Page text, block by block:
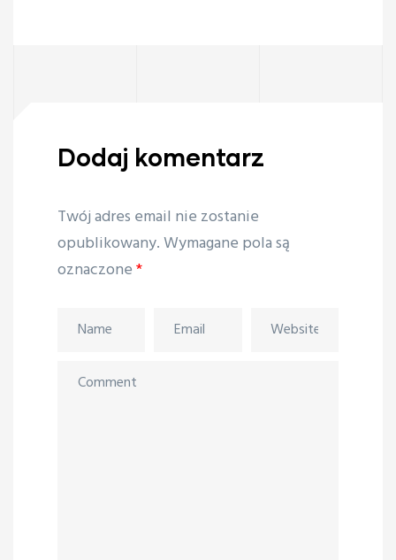
Dodaj komentarz
Twój adres email nie zostanie
opublikowany.Wymagane pola są
oznaczone*